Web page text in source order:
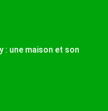
: une maison et son